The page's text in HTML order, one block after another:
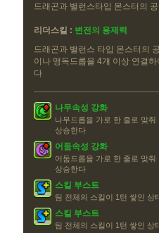
드래곤과 밸런스타입 몬스터의
리더스킬 : 변전의 용제력
드래곤과 밸런스 타입 몬스터의
이나 맹독드롭을 4개 이상 연결
다
나무속성 강화
나무드롭을 가로 한 줄로 맞
상승한다
어둠속성 강화
어둠드롭을 가로 한 줄로 맞
상승한다
스킬 부스트
팀 전체의 스킬이 1턴 쌓인 상
스킬 부스트
팀 전체의 스킬이 1턴 쌓인 상